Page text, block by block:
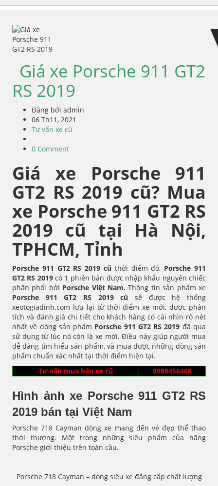
navigation
content
Giá xe Porsche 911 GT2
RS 2019
Đăng bởi admin
06 Th11, 2021
Tư vấn xe cũ
0 Comment
Giá xe Porsche 911
GT2 RS 2019 cũ? Mua
xe Porsche 911 GT2 RS
2019 cũ tại Hà Nội,
TPHCM, Tỉnh
Porsche 911 GT2 RS 2019 cũ thời điểm đó, Porsche 911
GT2 RS 2019có 1 phiên bản được nhập khẩu nguyên chiếc
phân phối bởi Porsche Việt Nam. Thông tin sản phẩm xe
Porsche 911 GT2 RS 2019 cũsẽ được hệ thống
xeotogiadinh.com lưu lại từ thời điểm xe mới, được phân
tích và đánh giá chi tiết cho khách hàng có cái nhìn rõ nét
nhất về dòng sản phẩm Porsche 911 GT2 RS2019 đã qua
sử dụng từ lúc nó còn là xe mới. Điều này giúp người mua
dễ dàng tìm hiểu sản phẩm, và mua được những dòng sản
phẩm chuẩn xác nhất tại thời điểm hiện tại.
Tư vấn mua bán xe cũ
0988456468
Hình ảnh xe Porsche 911 GT2 RS
2019 bán tại Việt Nam
Porsche 718 Cayman dòng xe mang đến vẻ đẹp thể thao
thời thượng. Một trong những siêu phẩm của hãng
Porsche giới thiệu trên toàn cầu.
Porsche 718 Cayman – dòng siêu xe đẳng cấp chất lượng